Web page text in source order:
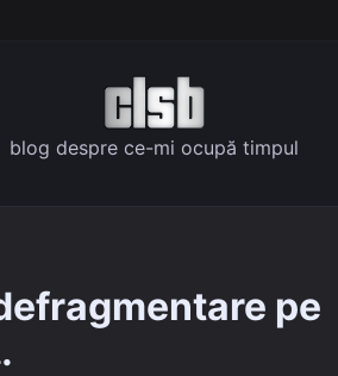
blog despre ce-mi ocupă timpul
pe